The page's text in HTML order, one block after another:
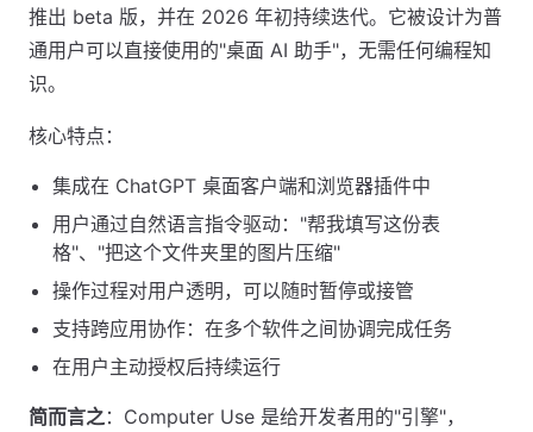
推出 beta 版，并在 2026 年初持续迭代。它被设计为普
通用户可以直接使用的"桌面 AI 助手"，无需任何编程知
识。
核心特点：
集成在 ChatGPT 桌面客户端和浏览器插件中
用户通过自然语言指令驱动："帮我填写这份表
格"、"把这个文件夹里的图片压缩"
操作过程对用户透明，可以随时暂停或接管
支持跨应用协作：在多个软件之间协调完成任务
在用户主动授权后持续运行
简而言之：Computer Use 是给开发者用的"引擎"，